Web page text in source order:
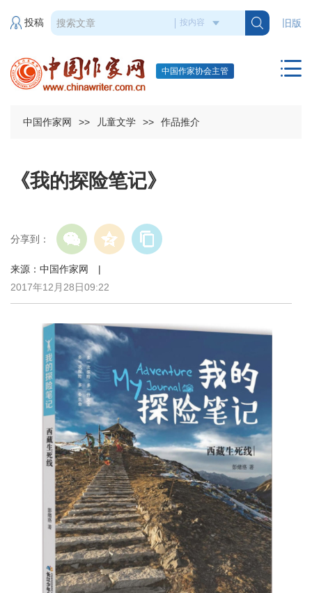
旧版
投稿
中国作家协会主管
中国作家网 >> 儿童文学 >> 作品推介
《我的探险笔记》
分享到：
来源：中国作家网 |
2017年12月28日09:22